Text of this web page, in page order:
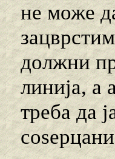
не може
должни
линија, а
треба да